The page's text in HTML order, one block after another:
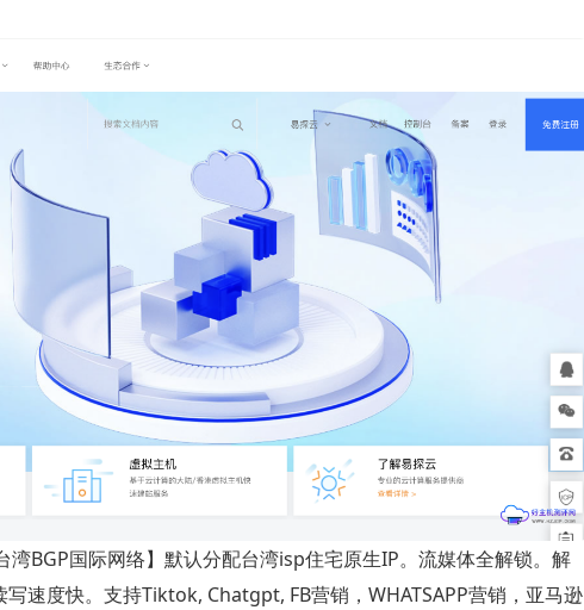
湾BGP国际网络】默认分配台湾isp住宅原生IP。流媒体全解锁。解
速度快。支持Tiktok, Chatgpt, FB营销，WHATSAPP营销，亚马逊